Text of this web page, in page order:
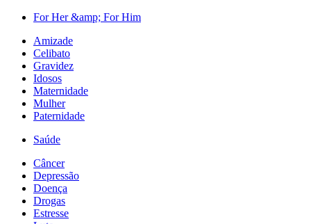
For Her &amp; For Him
Amizade
Celibato
Gravidez
Idosos
Maternidade
Mulher
Paternidade
Saúde
Câncer
Depressão
Doença
Drogas
Estresse